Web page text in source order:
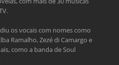
os vocais com nomes como
Ramalho, Zezé di Camargo e
como a banda de Soul